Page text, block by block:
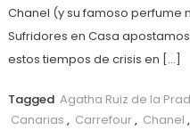
Chanel (y su famoso perfume
Sufridores en Casa
estos tiempos de crisis en […]
Tagged Agatha Ruiz de la
Canarias , Carrefour, Chanel ,